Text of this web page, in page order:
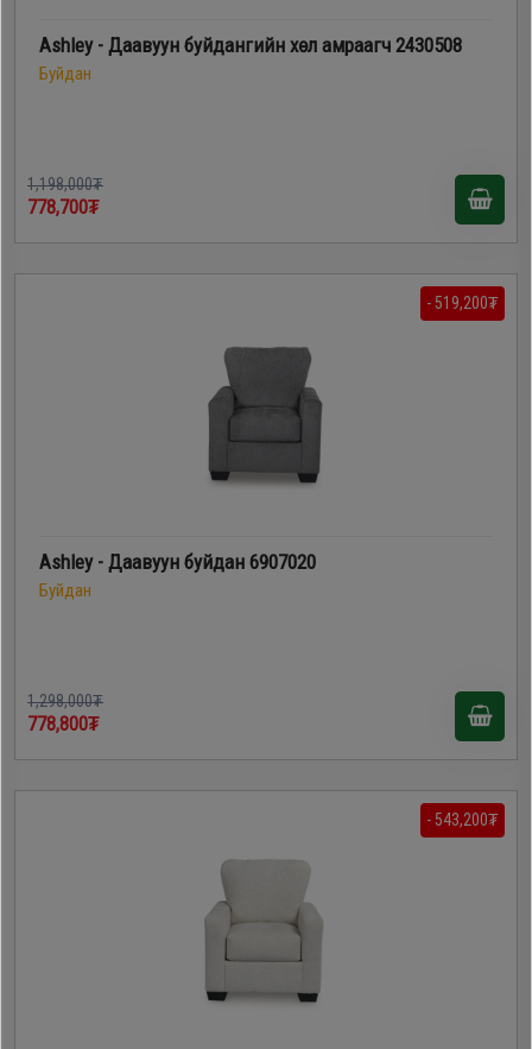
Ashley - Даавуун буйдангийн хөл амраагч 2430508
Буйдан
1,198,000₮
778,700₮
- 519,200₮
Ashley - Даавуун буйдан 6907020
Буйдан
1,298,000₮
778,800₮
- 543,200₮